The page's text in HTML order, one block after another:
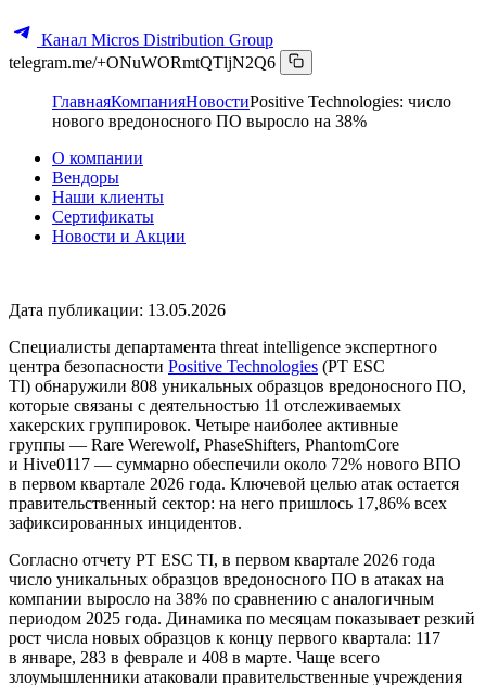
Канал Micros Distribution Group
telegram.me/+ONuWORmtQTljN2Q6
ГлавнаяКомпанияНовостиPositive Technologies: число
нового вредоносного ПО выросло на 38%
О компании
Вендоры
Наши клиенты
Сертификаты
Новости и Акции
Дата публикации: 13.05.2026
Специалисты департамента threat intelligence экспертного
центра безопасности Positive Technologies (PT ESC
TI) обнаружили 808 уникальных образцов вредоносного ПО,
которые связаны с деятельностью 11 отслеживаемых
хакерских группировок. Четыре наиболее активные
группы — Rare Werewolf, PhaseShifters, PhantomCore
и Hive0117 — суммарно обеспечили около 72% нового ВПО
в первом квартале 2026 года. Ключевой целью атак остается
правительственный сектор: на него пришлось 17,86% всех
зафиксированных инцидентов.
Согласно отчету PT ESC TI, в первом квартале 2026 года
число уникальных образцов вредоносного ПО в атаках на
компании выросло на 38% по сравнению с аналогичным
периодом 2025 года. Динамика по месяцам показывает резкий
рост числа новых образцов к концу первого квартала: 117
в январе, 283 в феврале и 408 в марте. Чаще всего
злоумышленники атаковали правительственные учреждения